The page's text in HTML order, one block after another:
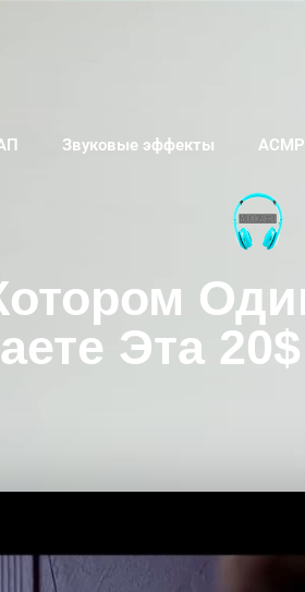
Звуковые эффекты АСМР
Эта